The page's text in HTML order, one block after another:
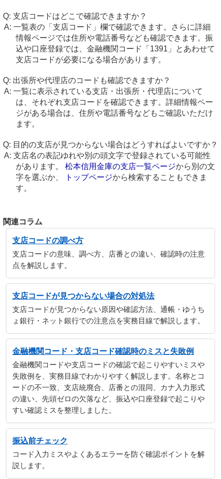
支店コードはどこで確認できますか？
一覧表の「支店コード」欄で確認できます。さらに詳細
情報ページでは住所や電話番号なども確認できます。振
込や口座登録では、金融機関コード「1391」とあわせて
支店コードが必要になる場合があります。
出張所や代理店のコードも確認できますか？
一覧に表示されている支店・出張所・代理店について
は、それぞれ支店コードを確認できます。詳細情報ペー
ジがある場合は、住所や電話番号などもご確認いただけ
ます。
目的の支店が見つからない場合はどうすればよいですか？
支店名の表記ゆれや別の頭文字で登録されている可能性
があります。 松本信用金庫の支店一覧ページから別の文
字を選ぶか、
トップページから検索することもできま
す。
関連コラム
支店コードの調べ方
支店コードの意味、調べ方、店番との違い、確認時の注意
点を解説します。
支店コードが見つからない場合の対処法
支店コードが見つからない原因や確認方法、通帳・ゆうち
ょ銀行・ネット銀行での注意点を実務目線で解説します。
金融機関コード・支店コード確認時のミスと失敗例
金融機関コードや支店コードの確認で起こりやすいミスや
失敗例を、実務目線でわかりやすく解説します。名称とコ
ードの不一致、支店統廃合、店番との混同、カナ入力形式
の違い、先頭ゼロの欠落など、振込や口座登録で起こりや
すい確認ミスを整理しました。
振込前チェック
コード入力ミスやよくあるエラーを防ぐ確認ポイントを解
説します。